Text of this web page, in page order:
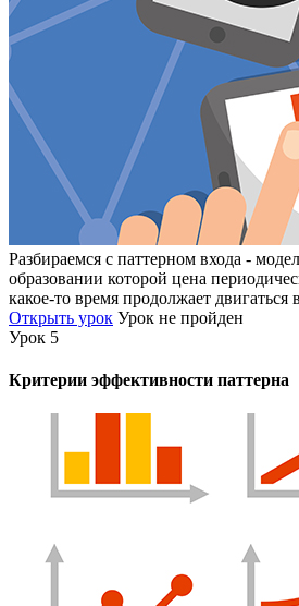
Разбираемся с паттерном входа -
образовании которой цена
какое-то время продолжает
Открыть урок Урок не пройден
Урок 5
Критерии эффективности паттерна